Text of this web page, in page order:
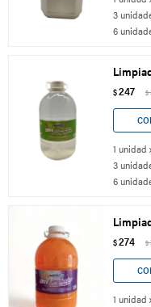
3
6
$247 $
1 unidad
3
6
$274 $
1 unidad